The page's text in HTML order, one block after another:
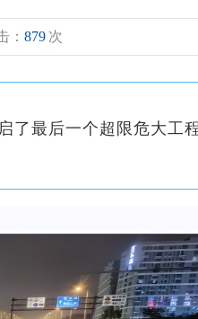
： 879 次
最后一个超限危大工